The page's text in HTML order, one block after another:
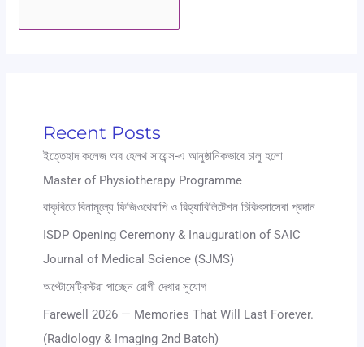
Recent Posts
ইত্তেহাদ কলেজ অব হেলথ সায়েন্স-এ আনুষ্ঠানিকভাবে চালু হলো
Master of Physiotherapy Programme
বাকৃবিতে বিনামূল্যে ফিজিওথেরাপি ও রিহ্যাবিলিটেশন চিকিৎসাসেবা প্রদান
ISDP Opening Ceremony & Inauguration of SAIC
Journal of Medical Science (SJMS)
অপ্টোমেট্রিস্টরা পাচ্ছেন রোগী দেখার সুযোগ
Farewell 2026 — Memories That Will Last Forever.
(Radiology & Imaging 2nd Batch)